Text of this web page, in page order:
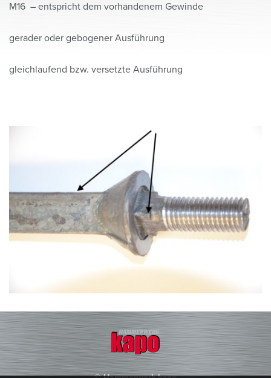
M16 – entspricht dem vorhandenem Gewinde
gerader oder gebogener Ausführung
gleichlaufend bzw. versetzte Ausführung